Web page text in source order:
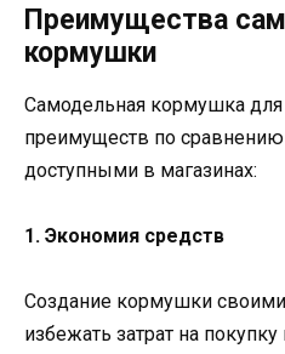
Преимущества
кормушки
Самодельная кормушка
преимуществ по
доступными в магазинах:
1. Экономия средств
Создание кормушки
избежать затрат на